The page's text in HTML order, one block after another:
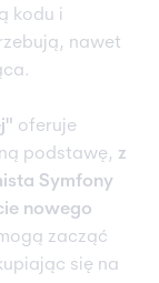
kodu i
nawet
oferuje
podstawę, z
Symfony
nowego
zacząć
się na